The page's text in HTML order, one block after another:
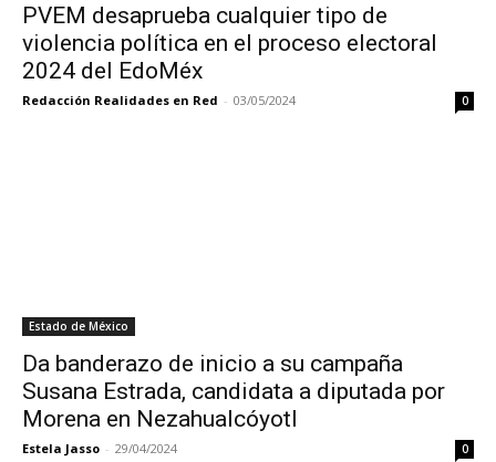
PVEM desaprueba cualquier tipo de
violencia política en el proceso electoral
2024 del EdoMéx
Redacción Realidades en Red - 03/05/2024 0
Estado de México
Da banderazo de inicio a su campaña
Susana Estrada, candidata a diputada por
Morena en Nezahualcóyotl
Estela Jasso - 29/04/2024 0